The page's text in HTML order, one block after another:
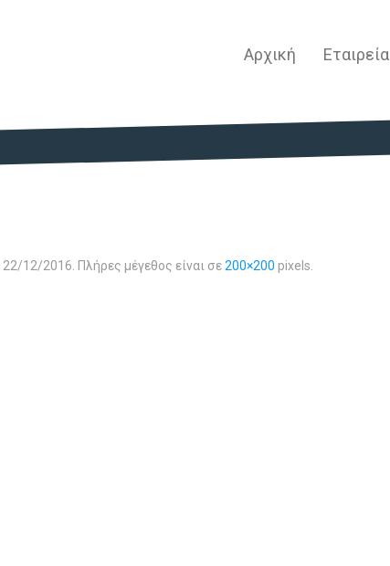
Αρχική Εταιρεία
22/12/2016 . Πλήρες μέγεθος είναι σε200×200 pixels.